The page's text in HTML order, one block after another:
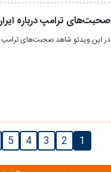
صحبت‌های ترامپ درباره
در این ویدئو شاهد صحبت‌های ترامپ
1
2
3
4
5